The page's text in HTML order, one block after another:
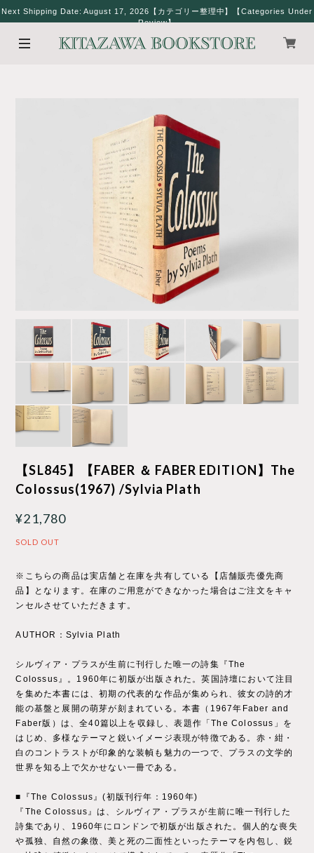
Next Shipping Date: August 17, 2026【カテゴリー整理中】【Categories Under
Review】
【SL845】【FABER ＆ FABER EDITION】The
Colossus(1967) /Sylvia Plath
¥21,780
SOLD OUT
※こちらの商品は実店舗と在庫を共有している【店舗販売優先商
品】となります。在庫のご用意ができなかった場合はご注文をキャ
ンセルさせていただきます。
AUTHOR：Sylvia Plath
シルヴィア・プラスが生前に刊行した唯一の詩集『The
Colossus』。1960年に初版が出版された。英国詩壇において注目
を集めた本書には、初期の代表的な作品が集められ、彼女の詩的才
能の基盤と展開の萌芽が刻まれている。本書（1967年Faber and
Faber版）は、全40篇以上を収録し、表題作「The Colossus」を
はじめ、多様なテーマと鋭いイメージ表現が特徴である。赤・紺・
白のコントラストが印象的な装幀も魅力の一つで、プラスの文学的
世界を知る上で欠かせない一冊である。
■『The Colossus』(初版刊行年：1960年)
『The Colossus』は、シルヴィア・プラスが生前に唯一刊行した
詩集であり、1960年にロンドンで初版が出版された。個人的な喪失
や孤独、自然の象徴、美と死の二面性といったテーマを内包し、鋭